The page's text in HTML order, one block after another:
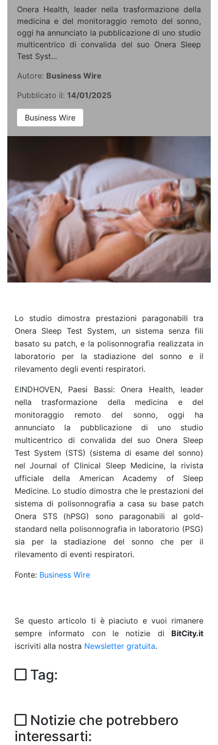
Onera Health, leader nella trasformazione della
medicina e del monitoraggio remoto del sonno,
oggi ha annunciato la pubblicazione di uno studio
multicentrico di convalida del suo Onera Sleep
Test Syst...
Autore: Business Wire
Pubblicato il: 14/01/2025
Business Wire
Lo studio dimostra prestazioni paragonabili tra
Onera Sleep Test System, un sistema senza fili
basato su patch, e la polisonnografia realizzata in
laboratorio per la stadiazione del sonno e il
rilevamento degli eventi respiratori.
EINDHOVEN, Paesi Bassi: Onera Health, leader
nella trasformazione della medicina e del
monitoraggio remoto del sonno, oggi ha
annunciato la pubblicazione di uno studio
multicentrico di convalida del suo Onera Sleep
Test System (STS) (sistema di esame del sonno)
nel Journal of Clinical Sleep Medicine, la rivista
ufficiale della American Academy of Sleep
Medicine. Lo studio dimostra che le prestazioni del
sistema di polisonnografia a casa su base patch
Onera STS (hPSG) sono paragonabili al gold-
standard nella polisonnografia in laboratorio (PSG)
sia per la stadiazione del sonno che per il
rilevamento di eventi respiratori.
Fonte: Business Wire
Se questo articolo ti è piaciuto e vuoi rimanere
sempre informato con le notizie di BitCity.it
iscriviti alla nostra Newsletter gratuita.
Tag:
Notizie che potrebbero
interessarti: